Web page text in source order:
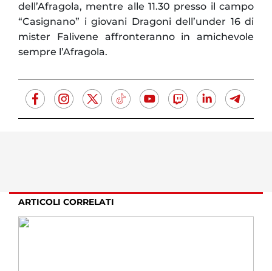
dell’Afragola, mentre alle 11.30 presso il campo
“Casignano” i giovani Dragoni dell’under 16 di
mister Falivene affronteranno in amichevole
sempre l’Afragola.
ARTICOLI CORRELATI